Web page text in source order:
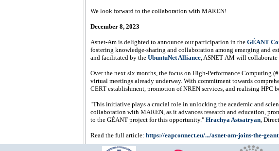
We look forward to the collaboration with MAREN!
December 8, 2023
Asnet-Am is delighted to announce our participation in the GÉANT
fostering knowledge-sharing and collaboration among emerging and
and facilitated by the UbuntuNet Alliance, ASNET-AM will
Over the next six months, the focus on High-Performance Computing
virtual meetings already underway. With commitment towards
CERT establishment, promotion of NREN services, and realising HPC
"This initiative plays a crucial role in unlocking the academic and
collaboration with MAREN, as it advances research and education,
to the GÉANT project for this opportunity." Hrachya Astsatryan,
Read the full article: https://eapconnect.eu/.../asnet-am-joins-the-